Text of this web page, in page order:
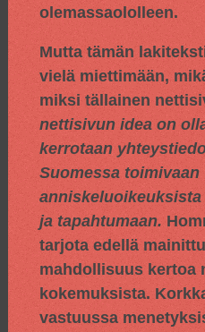
olemassaololleen.
Mutta tämän
vielä miettimään,
miksi tällainen
nettisivun idea on
kerrotaan
Suomessa toimivaan
ja tapahtumaan.
tarjota edellä
mahdollisuus kertoa
kokemuksista.
vastuussa